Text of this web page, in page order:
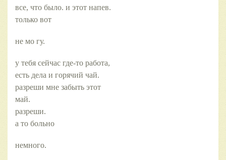
все, что было. и этот напев.
только вот
не мо гу.
у тебя сейчас где-то работа,
есть дела и горячий чай.
разреши мне забыть этот
май.
разреши.
а то больно
немного.